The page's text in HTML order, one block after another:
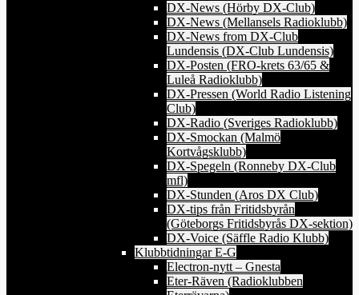
DX-News (Hörby DX-Club)
DX-News (Mellansels Radioklubb)
DX-News from DX-Club
Lundensis (DX-Club Lundensis)
DX-Posten (FRO-krets 63/65 &
Luleå Radioklubb)
DX-Pressen (World Radio Listening
Club)
DX-Radio (Sveriges Radioklubb)
DX-Smockan (Malmö
Kortvågsklubb)
DX-Spegeln (Ronneby DX-Club
mfl)
DX-Stunden (Aros DX Club)
DX-tips från Fritidsbyrån
(Göteborgs Fritidsbyrås DX-sektion)
DX-Voice (Säffle Radio Klubb)
Klubbtidningar E-G
Electron-nytt – Gnesta
Eter-Räven (Radioklubben